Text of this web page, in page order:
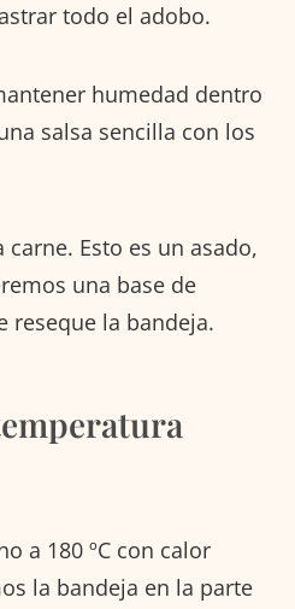
todo el adobo.
humedad dentro
salsa sencilla con los
Esto es un asado,
una base de
reseque la bandeja.
a 180 ºC con calor
la bandeja en la parte